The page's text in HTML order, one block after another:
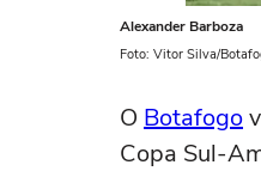
Alexander Barboza
Foto: Vitor Silva/
O Botafogo
Copa Sul-